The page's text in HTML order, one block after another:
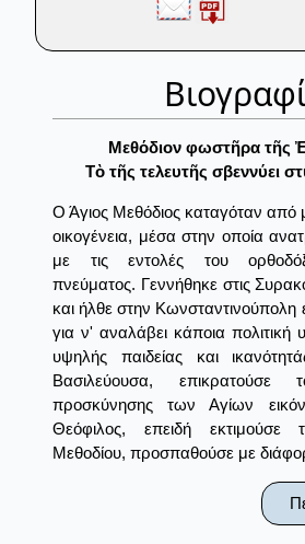
Μεθόδιον φωστῆρα τῆς
Τὸ τῆς τελευτῆς σβεννύει
Ο Άγιος Μεθόδιος καταγόταν από
οικογένεια, μέσα στην οποία
με τις εντολές του
πνεύματος. Γεννήθηκε στις
και ήλθε στην Κωνσταντινούπολη
για ν' αναλάβει κάποια πολιτική
υψηλής παιδείας και
Βασιλεύουσα,
προσκύνησης των Αγίων
Θεόφιλος, επειδή εκτιμούσε
Μεθοδίου, προσπαθούσε με